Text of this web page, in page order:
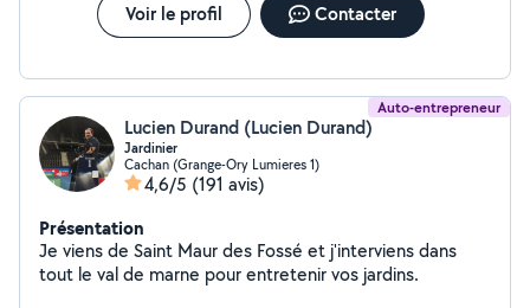
Voir le profil Contacter
Auto-entrepreneur
Lucien Durand (Lucien Durand)
Jardinier
Cachan (Grange-Ory Lumieres 1)
4,6/5 (191 avis)
Présentation
Je viens de Saint Maur des Fossé et j'interviens dans
tout le val de marne pour entretenir vos jardins.